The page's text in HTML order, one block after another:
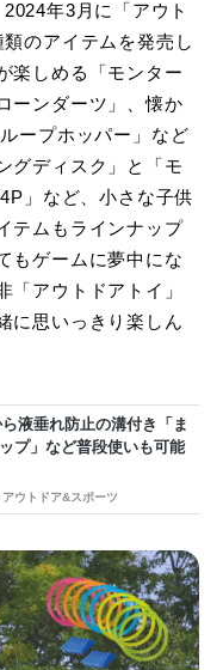
年3月に「アウト
のアイテムを発売し
楽しめる「モンター
ーンダーツ」、懐か
ープホッパー」など
グディスク」と「モ
」など、小さな子供
テムもラインナップ
もゲームに夢中にな
「アウトドアトイ」
に思いっきり楽しん
液垂れ防止の溝付き「ま
プ」など普段使いも可能
ウトドア&スポーツ